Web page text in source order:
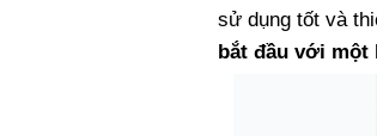
sử dụng tốt và
bắt đầu với